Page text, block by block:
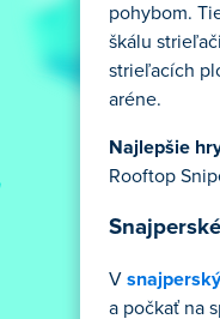
pohybom.
škálu
strieľacích
aréne.
Najlepšie
Rooftop
V
a počkať na